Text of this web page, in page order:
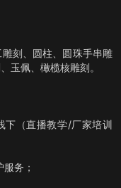
刻、圆柱、圆珠手串雕
玉佩、橄榄核雕刻。
下（直播教学/厂家培训
务；